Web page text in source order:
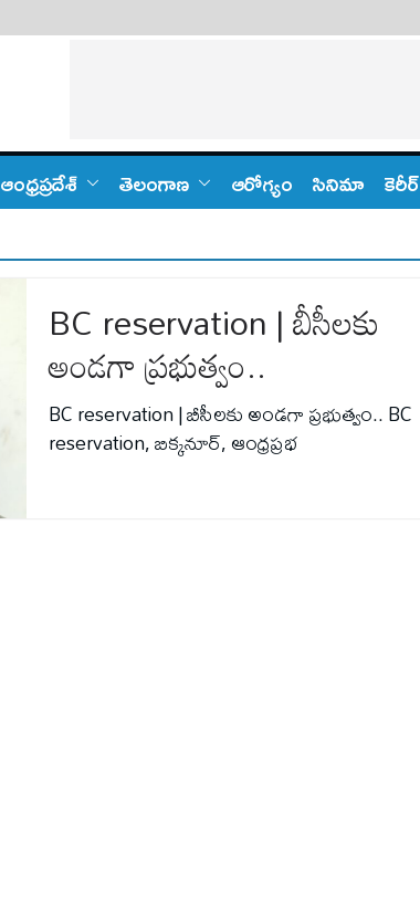
ఆంధ్ర‌ప్ర‌దేశ్ తెలంగాణ‌ ఆరోగ్యం సినిమా కెరీర్
BC reservation | బీసీలకు
అండగా ప్రభుత్వం..
BC reservation | బీసీలకు అండగా ప్రభుత్వం.. BC
reservation, బిక్కనూర్, ఆంధ్రప్రభ